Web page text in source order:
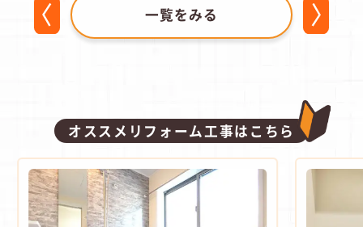
一覧をみる
オススメリフォーム工事はこちら